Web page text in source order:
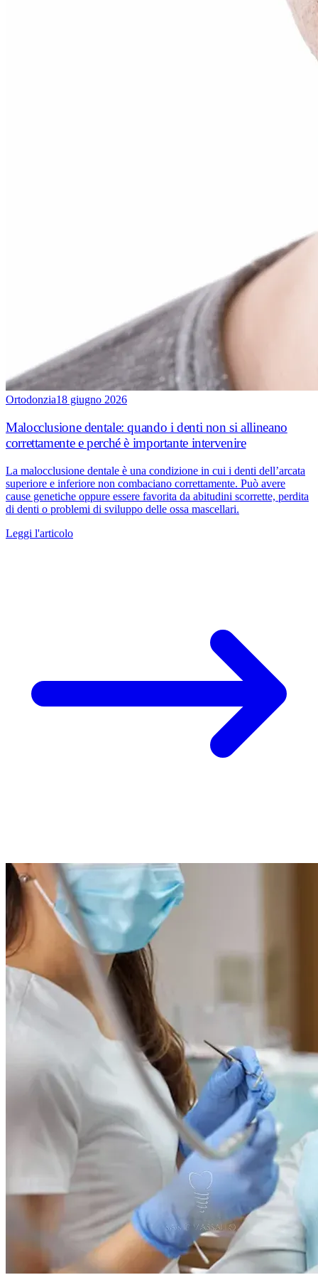
Ortodonzia18 giugno 2026
Malocclusione dentale: quando i denti non si allineano
correttamente e perché è importante intervenire
La malocclusione dentale è una condizione in cui i denti dell’arcata
superiore e inferiore non combaciano correttamente. Può avere
cause genetiche oppure essere favorita da abitudini scorrette, perdita
di denti o problemi di sviluppo delle ossa mascellari.
Leggi l'articolo